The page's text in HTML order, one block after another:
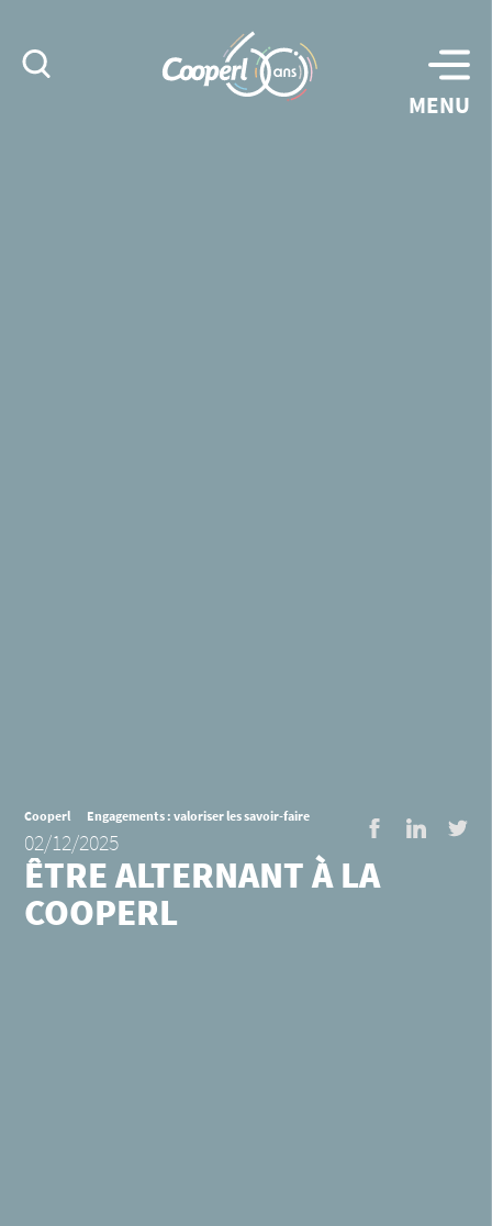
MENU
Facebook
Cooperl Engagements : valoriser les savoir-faire
02/12/2025
ÊTRE ALTERNANT À LA
COOPERL